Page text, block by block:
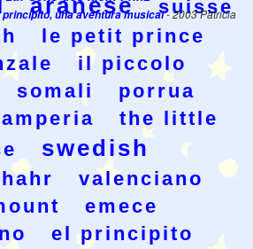
aranese
suisse
le petit prince
il piccolo
somali
porrua
the little
swedish
valenciano
emece
el principito
principito, una aventura musical- 2003 Patricia